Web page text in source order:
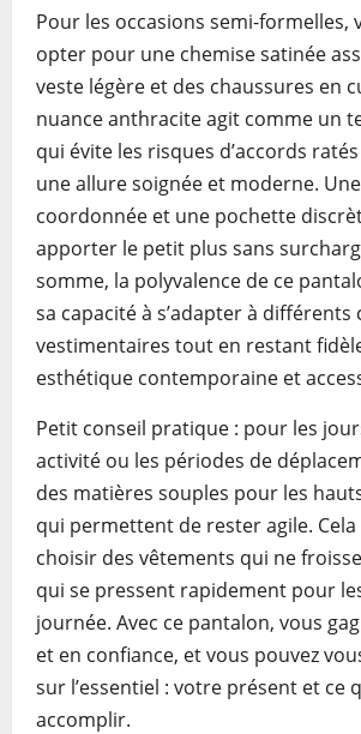
Pour les occasions semi-formelles,
opter pour une chemise satinée
veste légère et des chaussures en
nuance anthracite agit comme un
qui évite les risques d’accords
une allure soignée et moderne.
coordonnée et une pochette
apporter le petit plus sans
somme, la polyvalence de ce
sa capacité à s’adapter à différents
vestimentaires tout en restant
esthétique contemporaine et
Petit conseil pratique : pour les
activité ou les périodes de
des matières souples pour les
qui permettent de rester agile. Cela
choisir des vêtements qui ne
qui se pressent rapidement pour
journée. Avec ce pantalon, vous
et en confiance, et vous pouvez
sur l’essentiel : votre présent et ce
accomplir.